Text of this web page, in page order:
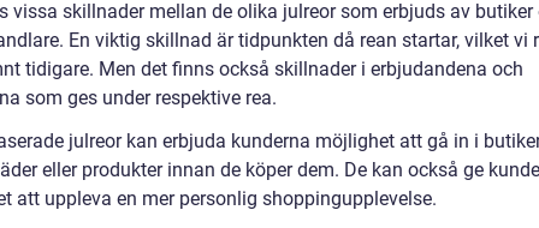
vissa skillnader mellan de olika julreor som erbjuds av butiker
En viktig skillnad är tidpunkten då rean startar, vilket vi
tidigare. Men det finns också skillnader i erbjudandena och
som ges under respektive rea.
julreor kan erbjuda kunderna möjlighet att gå in i
eller produkter innan de köper dem. De kan också ge
att uppleva en mer personlig shoppingupplevelse.